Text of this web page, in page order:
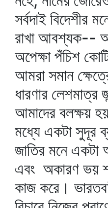
সর্বদাই বিদেশীর
রাখা আবশ্যক--
অপেক্ষা পঁচিশ
আমরা সমান
ধারণার লেশমাত্র
আমাদের বলক্ষয়
মধ্যে একটা সুদূর
জাতির মনে একটা
এবং অকারণ ভয়
কাজ করে।